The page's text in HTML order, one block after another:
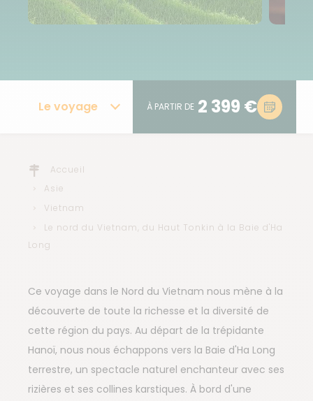
Le voyage À PARTIR DE 2 399 €
Accueil
Asie
Vietnam
Le nord du Vietnam, du Haut Tonkin à la Baie d'Ha
Long
Ce voyage dans le Nord du Vietnam nous mène à la
découverte de toute la richesse et la diversité de
cette région du pays. Au départ de la trépidante
Hanoï, nous nous échappons vers la Baie d'Ha Long
terrestre, un spectacle naturel enchanteur avec ses
rizières et ses collines karstiques. À bord d'une